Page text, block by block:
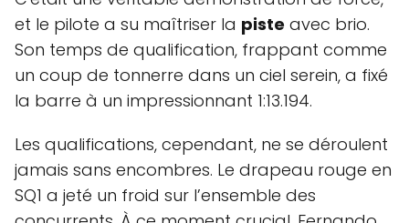
et le pilote a su maîtriser la piste avec brio.
Son temps de qualification, frappant comme
un coup de tonnerre dans un ciel serein, a fixé
la barre à un impressionnant 1:13.194.
Les qualifications, cependant, ne se déroulent
jamais sans encombres. Le drapeau rouge en
SQ1 a jeté un froid sur l’ensemble des